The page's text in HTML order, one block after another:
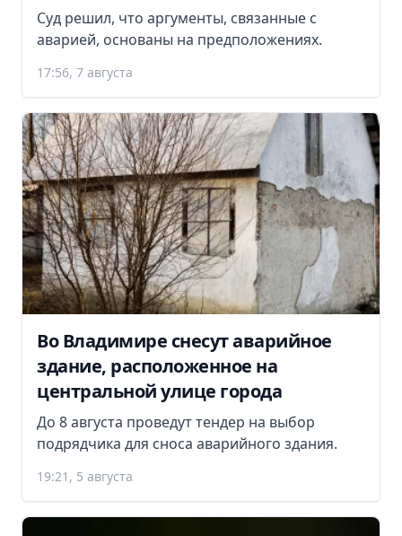
Суд решил, что аргументы, связанные с
аварией, основаны на предположениях.
17:56, 7 августа
Во Владимире снесут аварийное
здание, расположенное на
центральной улице города
До 8 августа проведут тендер на выбор
подрядчика для сноса аварийного здания.
19:21, 5 августа